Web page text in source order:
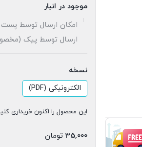
موجود در انبار
امکان ارسال توسط پست
ارسال توسط پیک
نسخه
الکترونیکی (PDF)
این محصول را اکنون خریداری
35,000 تومان